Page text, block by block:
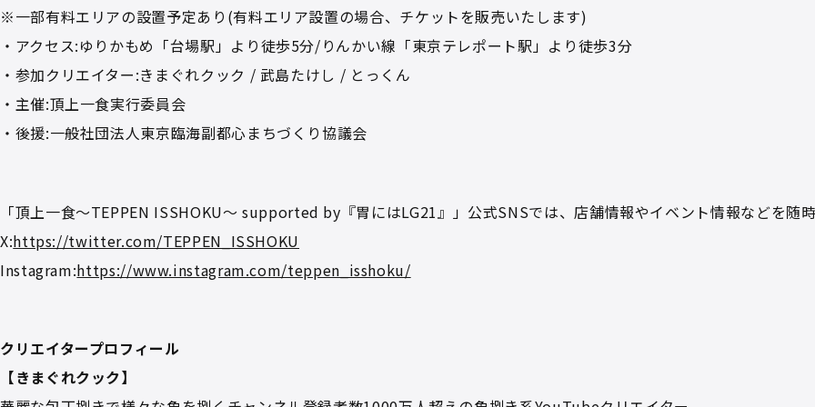
※⼀部有料エリアの設置予定あり(有料エリア設置の場合、チケットを販売いたします)
・アクセス:ゆりかもめ「台場駅」より徒歩5分/りんかい線「東京テレポート駅」より徒歩3分
・参加クリエイター:きまぐれクック / 武島たけし / とっくん
・主催:頂上⼀⾷実⾏委員会
・後援:⼀般社団法⼈東京臨海副都⼼まちづくり協議会
「頂上⼀⾷～TEPPEN ISSHOKU～ supported by『胃にはLG21』」公式SNSでは、店舗情報やイベント情報などを随
X:https://twitter.com/TEPPEN_ISSHOKU
Instagram:https://www.instagram.com/teppen_isshoku/
クリエイタープロフィール
【きまぐれクック】